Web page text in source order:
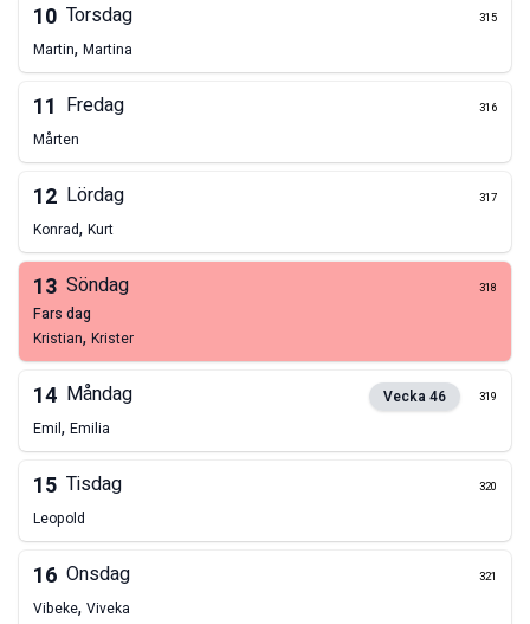
10 Torsdag 315
Martin, Martina
11 Fredag 316
Mårten
12 Lördag 317
Konrad, Kurt
13 Söndag 318
fars dag
Kristian, Krister
14 Måndag Vecka46 319
Emil, Emilia
15 Tisdag 320
Leopold
16 Onsdag 321
Vibeke, Viveka